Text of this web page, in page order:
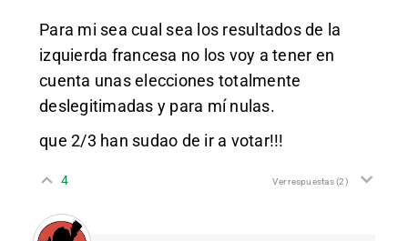
Para mi sea cual sea los resultados de la
izquierda francesa no los voy a tener en
cuenta unas elecciones totalmente
deslegitimadas y para mí nulas.
que 2/3 han sudao de ir a votar!!!
4 Ver respuestas(2)